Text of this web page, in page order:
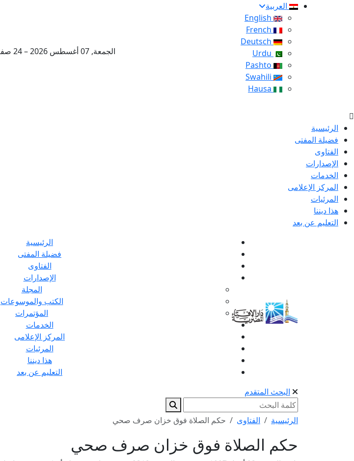
العربية
الجمعة, 07 أغسطس 2026 – 24 صفر 1448 هـ
الرئيسية
فضيلة المفتى
الفتاوى
الإصدارات
الخدمات
المركز الإعلامى
المرئيات
هذا ديننا
التعليم عن بعد
الرئيسية
فضيلة المفتى
الفتاوى
الإصدارات
المجلة
الكتب والموسوعات
المؤتمرات
الخدمات
المركز الإعلامى
المرئيات
هذا ديننا
التعليم عن بعد
البحث المتقدم
الرئيسية الفتاوى حكم الصلاة فوق خزان صرف صحي
حكم الصلاة فوق خزان صرف صحي